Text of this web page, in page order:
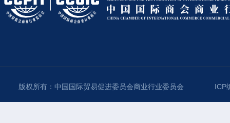
版权所有：中国国际贸易促进委员会商业行业委员会 ICP